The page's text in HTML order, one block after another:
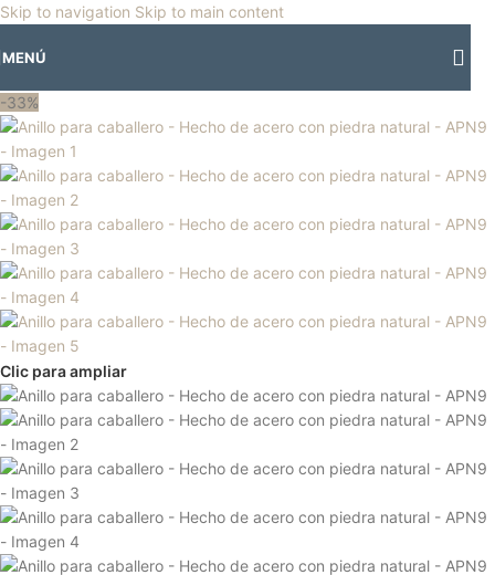
Skip to navigation Skip to main content
🎡Horario especial por vacaciones agostinas
MENÚ
-33%
Clic para ampliar